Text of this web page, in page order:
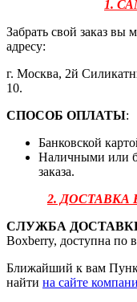
1.
Забрать свой заказ вы
адресу:
г. Москва, 2й
10.
СПОСОБ ОПЛАТЫ:
Банковской
Наличными или
заказа.
2. ДОСТАВКА
СЛУЖБА
Boxberry, доступна по
Ближайший к вам
найти на сайте